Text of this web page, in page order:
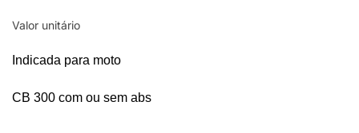
Valor unitário
Indicada para moto
CB 300 com ou sem abs